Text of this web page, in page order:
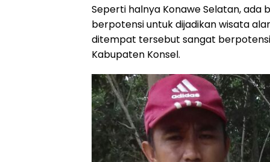
Seperti halnya Konawe Selatan,
berpotensi untuk dijadikan wisata
ditempat tersebut sangat
Kabupaten Konsel.